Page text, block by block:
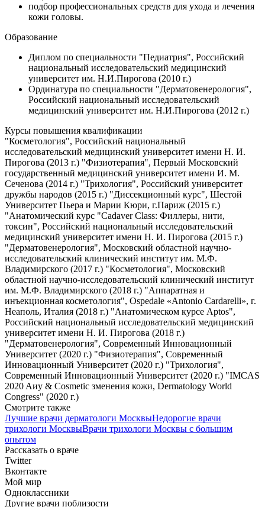
подбор профессиональных средств для ухода и лечения
кожи головы.
Образование
Диплом по специальности "Педиатрия", Российский
национальный исследовательский медицинский
университет им. Н.И.Пирогова (2010 г.)
Ординатура по специальности "Дерматовенерология",
Российский национальный исследовательский
медицинский университет им. Н.И.Пирогова (2012 г.)
Курсы повышения квалификации
"Косметология", Российский национальный
исследовательский медицинский университет имени Н. И.
Пирогова (2013 г.) "Физиотерапия", Первый Московский
государственный медицинский университет имени И. М.
Сеченова (2014 г.) "Трихология", Российский университет
дружбы народов (2015 г.) "Диссекционный курс", Шестой
Университет Пьера и Марии Кюри, г.Париж (2015 г.)
"Анатомический курс "Cadaver Class: Филлеры, нити,
токсин", Российский национальный исследовательский
медицинский университет имени Н. И. Пирогова (2015 г.)
"Дерматовенерология", Московский областной научно-
исследовательский клинический институт им. М.Ф.
Владимирского (2017 г.) "Косметология", Московский
областной научно-исследовательский клинический институт
им. М.Ф. Владимирского (2018 г.) "Аппаратная и
инъекционная косметология", Ospedale «Antonio Cardarelli», г.
Неаполь, Италия (2018 г.) "Анатомическом курсе Aptos",
Российский национальный исследовательский медицинский
университет имени Н. И. Пирогова (2018 г.)
"Дерматовенерология", Современный Инновационный
Университет (2020 г.) "Физиотерапия", Современный
Инновационный Университет (2020 г.) "Трихология",
Современный Инновационный Университет (2020 г.) "IMCAS
2020 Aиy & Cosmetic зменения кожи, Dermatology World
Congress" (2020 г.)
Смотрите также
Лучшие врачи дерматологи МосквыНедорогие врачи
трихологи МосквыВрачи трихологи Москвы с большим
опытом
Рассказать о враче
Twitter
Вконтакте
Мой мир
Одноклассники
Другие врачи поблизости